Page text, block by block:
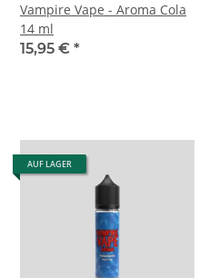
Vampire Vape - Aroma Cola
14 ml
15,95 € *
AUF LAGER